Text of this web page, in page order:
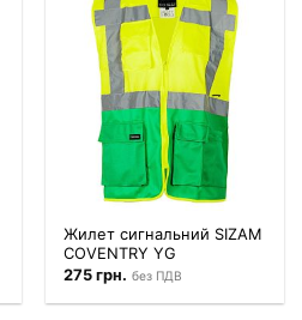
Жилет сигнальний SIZAM
COVENTRY YG
275грн. без ПДВ